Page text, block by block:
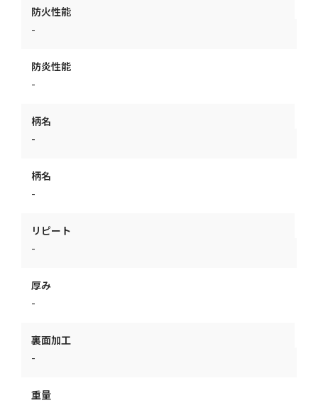
防火性能
-
防炎性能
-
柄名
-
柄名
-
リピート
-
厚み
-
裏面加工
-
重量